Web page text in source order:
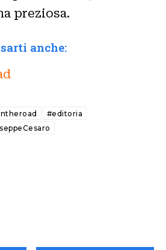
preziosa.
anche:
#editoria